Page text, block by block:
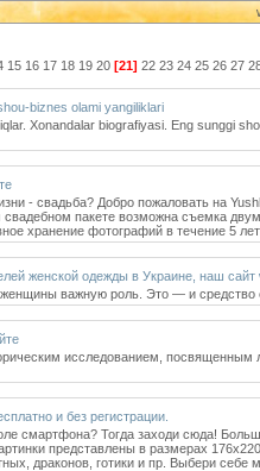
15 16 17 18 19 20 [21] 22 23 24 25 26 27
biznes olami yangiliklari
Xonandalar biografiyasi. Eng sunggi
- свадьба? Добро пожаловать на
пакете возможна съемка
хранение фотографий в течение 5
женской одежды в Украине, наш сайт
женщины важную роль. Это — и
исследованием,
и без регистрации.
смартфона? Тогда заходи сюда!
представлены в размерах
драконов, готики и пр. Выбери себе